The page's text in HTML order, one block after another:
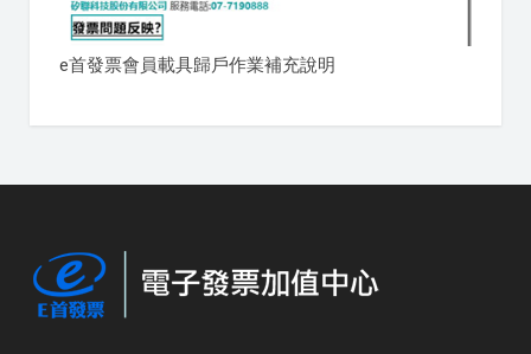
e首發票會員載具歸戶作業補充說明